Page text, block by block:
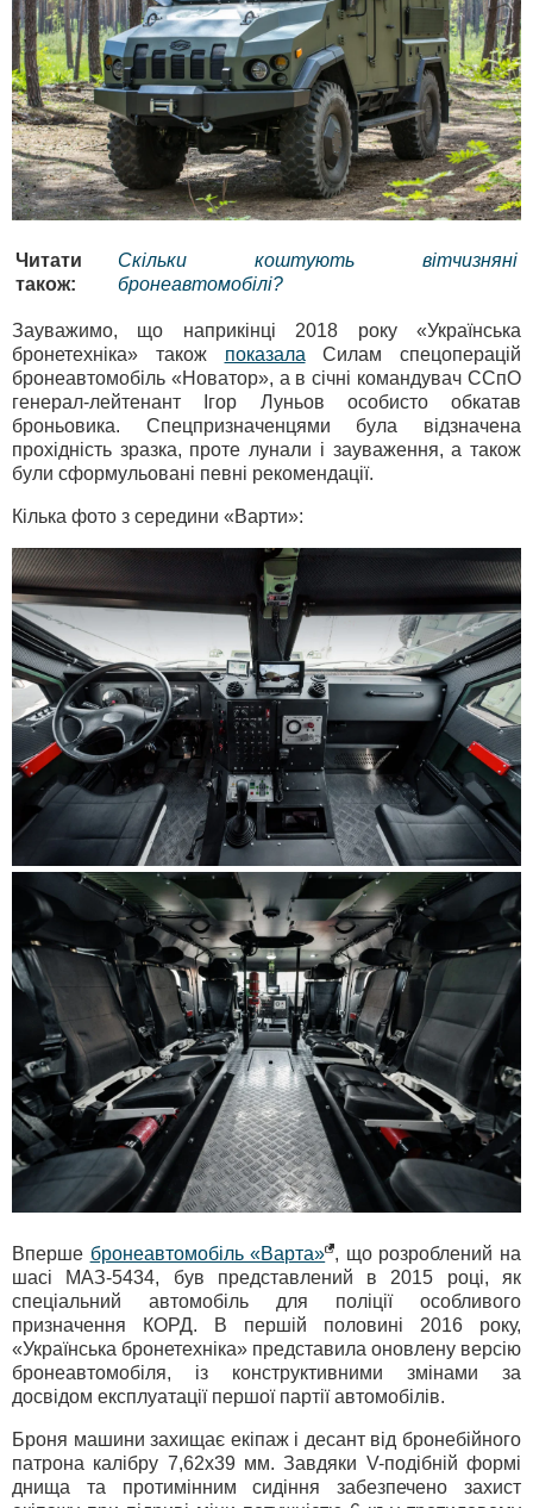
Читати
також:
Скільки коштують вітчизняні
бронеавтомобілі?
Зауважимо, що наприкінці 2018 року «Українська
бронетехніка» також показала Силам спецоперацій
бронеавтомобіль «Новатор», а в січні командувач ССпО
генерал-лейтенант Ігор Луньов особисто обкатав
броньовика. Спецпризначенцями була відзначена
прохідність зразка, проте лунали і зауваження, а також
були сформульовані певні рекомендації.
Кілька фото з середини «Варти»:
Вперше бронеавтомобіль «Варта» , що розроблений на
шасі МАЗ-5434, був представлений в 2015 році, як
спеціальний автомобіль для поліції особливого
призначення КОРД. В першій половині 2016 року,
«Українська бронетехніка» представила оновлену версію
бронеавтомобіля, із конструктивними змінами за
досвідом експлуатації першої партії автомобілів.
Броня машини захищає екіпаж і десант від бронебійного
патрона калібру 7,62х39 мм. Завдяки V-подібній формі
днища та протимінним сидіння забезпечено захист